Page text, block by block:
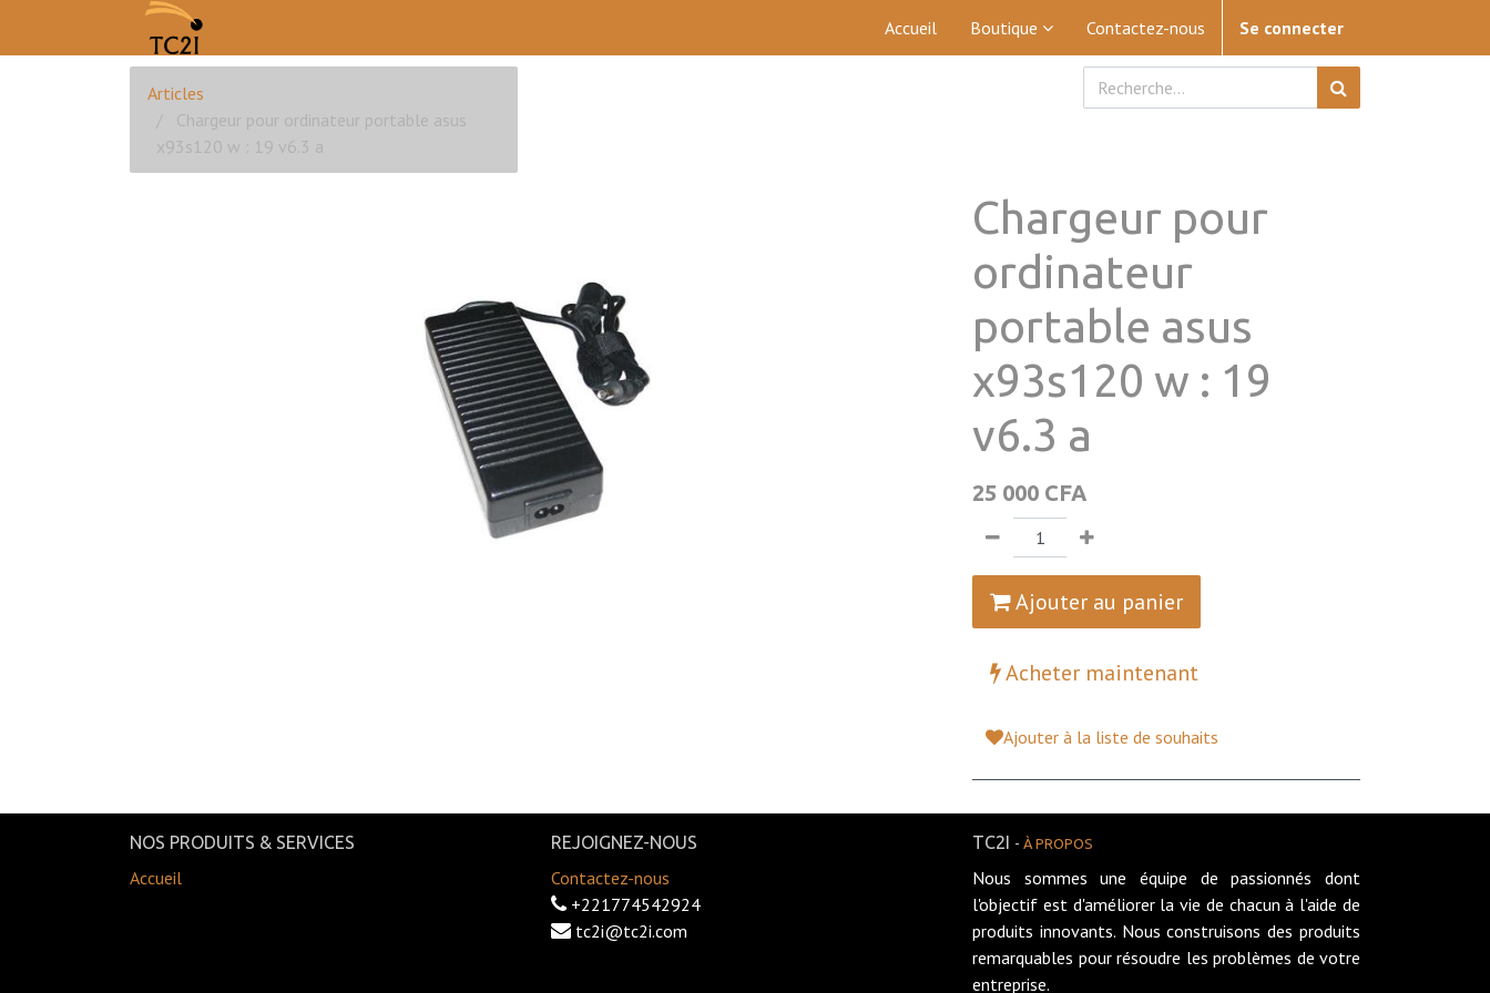
Accueil Boutique Contactez-nous Se connecter
Articles
Chargeur pour ordinateur portable asus
x93s120 w : 19 v6.3 a
Chargeur pour
ordinateur
portable asus
x93s120 w : 19
v6.3 a
25 000 CFA
Ajouter au panier
Acheter maintenant
Ajouter à la liste de souhaits
NOS PRODUITS & SERVICES
Accueil
REJOIGNEZ-NOUS
Contactez-nous
+221774542924
tc2i@tc2i.com
TC2I - À PROPOS
Nous sommes une équipe de passionnés dont
l'objectif est d'améliorer la vie de chacun à l'aide de
produits innovants. Nous construisons des produits
remarquables pour résoudre les problèmes de votre
entreprise.